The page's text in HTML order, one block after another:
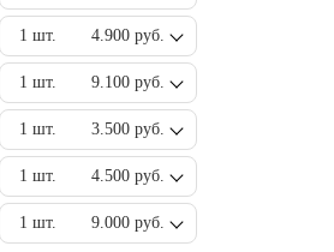
1 шт. 4.900 руб.
1 шт. 9.100 руб.
1 шт. 3.500 руб.
1 шт. 4.500 руб.
1 шт. 9.000 руб.